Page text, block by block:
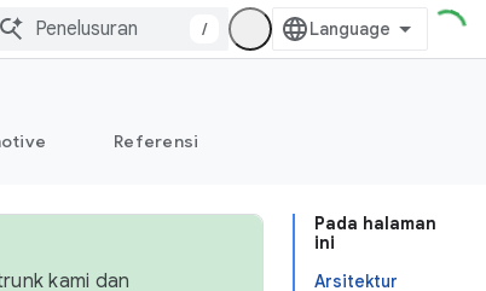
/
Referensi
Pada halaman
ini
Arsitektur
kami dan